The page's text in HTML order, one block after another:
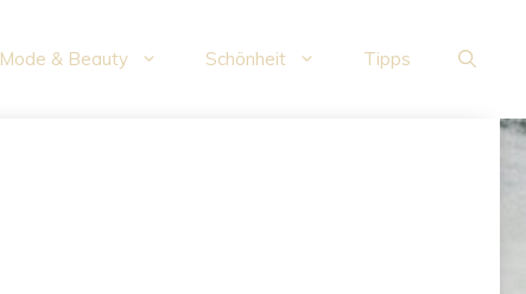
Mode & Beauty Schönheit Tipps